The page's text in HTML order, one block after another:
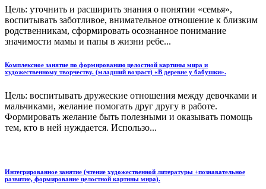
Цель: уточнить и расширить знания о понятии «семья»,
воспитывать заботливое, внимательное отношение к близким
родственникам, сформировать осознанное понимание
значимости мамы и папы в жизни ребе...
Комплексное занятие по формированию целостной картины мира и
художественному творчеству. (младший возраст) «В деревне у бабушки».
Цель: воспитывать дружеские отношения между девочками и
мальчиками, желание помогать друг другу в работе.
Формировать желание быть полезными и оказывать помощь
тем, кто в ней нуждается. Использо...
Интегрированное занятие (чтение художественной литературы +познавательное
развитие, формирование целостной картины мира).